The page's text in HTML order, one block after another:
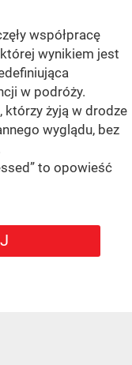
współpracę
wynikiem jest
w podróży.
którzy żyją w drodze
wyglądu, bez
to opowieść